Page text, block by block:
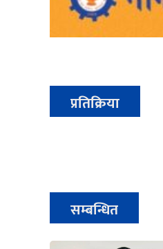
प्रतिक्रिया
सम्बन्धित